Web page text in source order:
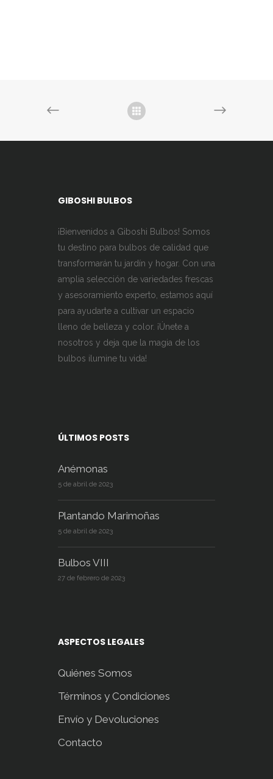
GIBOSHI BULBOS
¡Bienvenidos a Giboshi Bulbos! Somos
tu destino para bulbos de calidad que
transformarán tu jardín y hogar. Con una
amplia selección de variedades frescas
y asesoramiento experto, estamos aquí
para ayudarte a cultivar un espacio
lleno de belleza y color. ¡Únete a
nosotros y deja que la magia de los
bulbos ilumine tu vida!
ÚLTIMOS POSTS
Anémonas
5 de abril de 2023
Plantando Marimoñas
5 de abril de 2023
Bulbos VIII
27 de febrero de 2023
ASPECTOS LEGALES
Quiénes Somos
Términos y Condiciones
Envío y Devoluciones
Contacto